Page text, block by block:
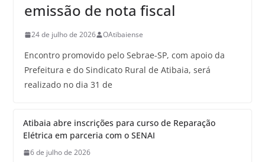
emissão de nota fiscal
24 de julho de 2026 OAtibaiense
Encontro promovido pelo Sebrae-SP, com apoio da
Prefeitura e do Sindicato Rural de Atibaia, será
realizado no dia 31 de
Atibaia abre inscrições para curso de Reparação
Elétrica em parceria com o SENAI
6 de julho de 2026